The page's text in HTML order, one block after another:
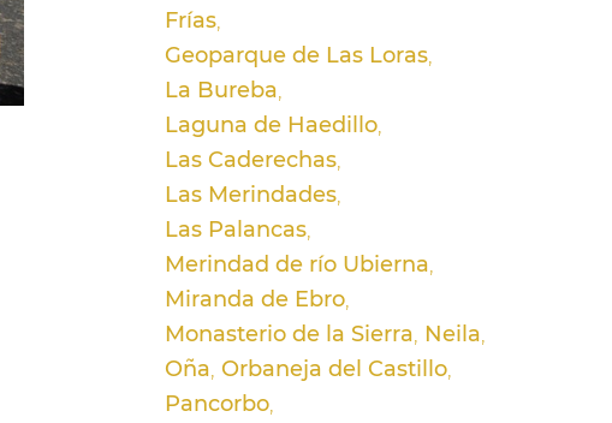
Frías
Geoparque de Las Loras
La Bureba
Laguna de Haedillo
Las Caderechas
Las Merindades
Las Palancas
Merindad de río Ubierna
Miranda de Ebro
Monasterio de la Sierra Neila
Oña Orbaneja del Castillo
Pancorbo